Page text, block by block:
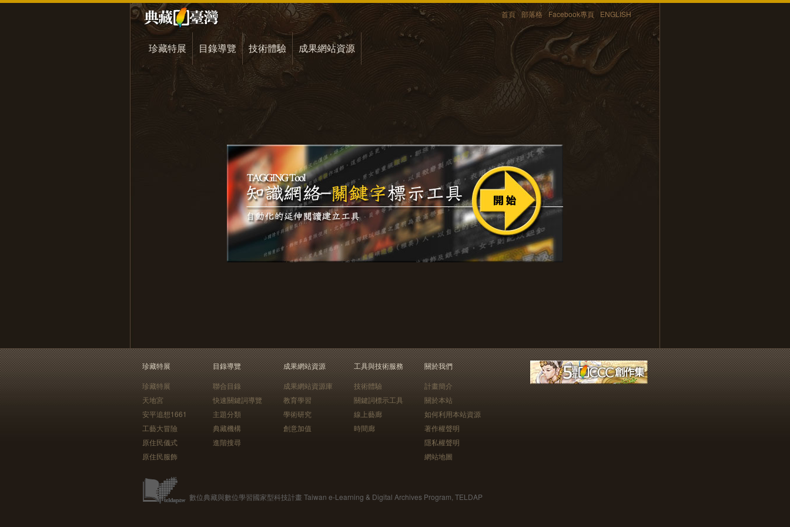
首頁 部落格 Facebook專頁 ENGLISH
珍藏特展 目錄導覽 技術體驗 成果網站資源
珍藏特展
珍藏特展
天地宮
安平追想1661
工藝大冒險
原住民儀式
原住民服飾
目錄導覽
聯合目錄
快速關鍵詞導覽
主題分類
典藏機構
進階搜尋
成果網站資源
成果網站資源庫
教育學習
學術研究
創意加值
工具與技術服務
技術體驗
關鍵詞標示工具
線上藝廊
時間廊
關於我們
計畫簡介
關於本站
如何利用本站資源
著作權聲明
隱私權聲明
網站地圖
數位典藏與數位學習國家型科技計畫 Taiwan e-Learning & Digital Archives Program, TELDAP